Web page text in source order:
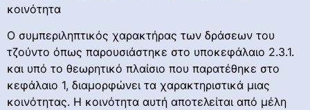
κοινότητα
O συμπεριληπτικός χαρακτήρας των δράσεων του
τζούντο όπως παρουσιάστηκε στο υποκεφάλαιο 2.3.1.
και υπό το θεωρητικό πλαίσιο που παρατέθηκε στο
κεφάλαιο 1, διαμορφώνει τα χαρακτηριστικά μιας
κοινότητας. Η κοινότητα αυτή αποτελείται από μέλη